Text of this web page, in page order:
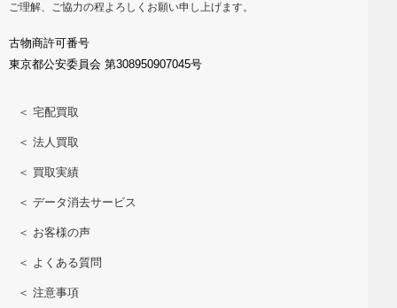
ご理解、ご協力の程よろしくお願い申し上げます。
古物商許可番号
東京都公安委員会 第308950907045号
＜ 宅配買取
＜ 法人買取
＜ 買取実績
＜ データ消去サービス
＜ お客様の声
＜ よくある質問
＜ 注意事項